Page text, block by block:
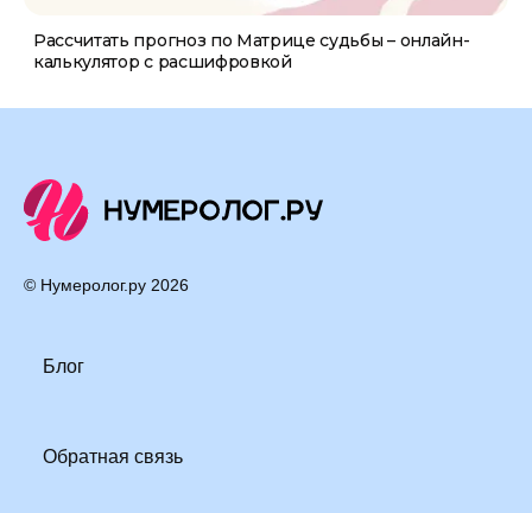
Рассчитать прогноз по Матрице судьбы – онлайн-
калькулятор с расшифровкой
© Нумеролог.ру 2026
Блог
Обратная связь